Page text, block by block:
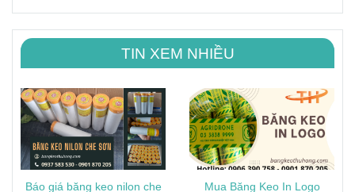
TIN XEM NHIỀU
Báo giá băng keo nilon che
Mua Băng Keo In Logo